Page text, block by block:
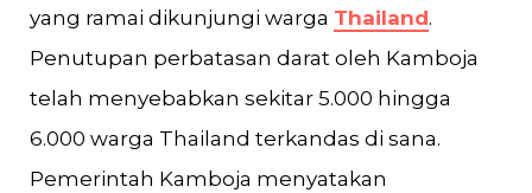
yang ramai dikunjungi warga Thailand.
Penutupan perbatasan darat oleh Kamboja
telah menyebabkan sekitar 5.000 hingga
6.000 warga Thailand terkandas di sana.
Pemerintah Kamboja menyatakan